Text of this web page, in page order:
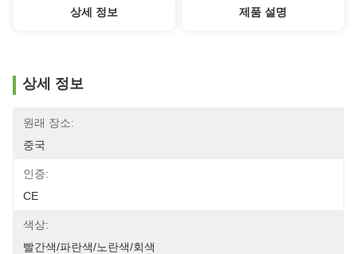
상세 정보 제품 설명
상세 정보
원래 장소:
중국
인증:
CE
색상:
빨간색/파란색/노란색/회색